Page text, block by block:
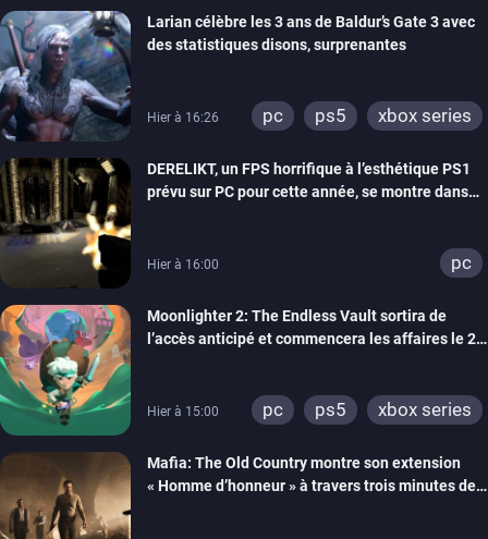
Larian célèbre les 3 ans de Baldur’s Gate 3 avec
des statistiques disons, surprenantes
Hier à 16:26 pc ps5 xbox series
DERELIKT, un FPS horrifique à l’esthétique PS1
prévu sur PC pour cette année, se montre dans
Hier à 16:00 pc
Moonlighter 2: The Endless Vault sortira de
l’accès anticipé et commencera les affaires le 2
Hier à 15:00 pc ps5 xbox series
Mafia: The Old Country montre son extension
« Homme d’honneur » à travers trois minutes de